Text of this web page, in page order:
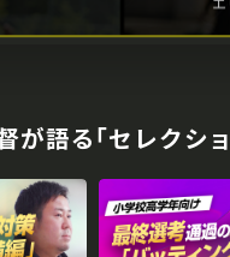
が語る｢セレクシ